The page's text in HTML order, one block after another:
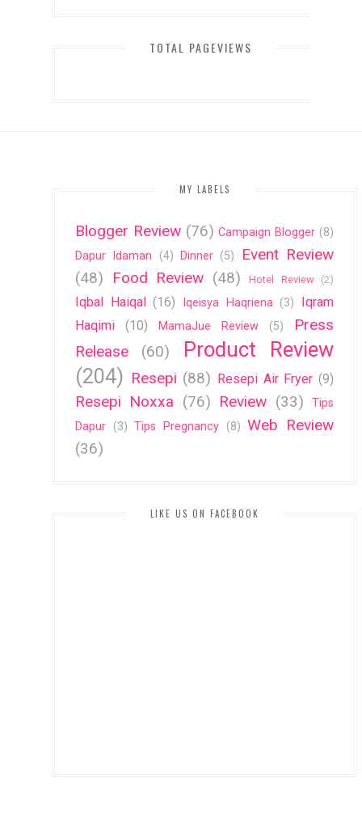
TOTAL PAGEVIEWS
MY LABELS
Blogger Review (76) Campaign Blogger (8)
Dapur Idaman
(4) Dinner (5)
Event Review
(48)
Food Review (48) Hotel Review (2)
Iqbal Haiqal (16) Iqeisya Haqriena (3)
Iqram
Haqimi
(10) MamaJue Review (5)
Press
Release
(60)
Product Review
(204) Resepi (88) Resepi Air Fryer (9)
Resepi Noxxa (76) Review (33)
Tips
Dapur (3) Tips Pregnancy (8) Web Review
(36)
LIKE US ON FACEBOOK